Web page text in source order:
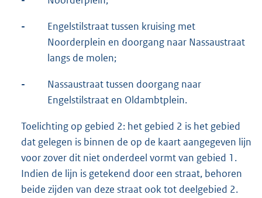
-
Engelstilstraat tussen kruising met
Noorderplein en doorgang naar Nassaustraat
langs de molen;
-
Nassaustraat tussen doorgang naar
Engelstilstraat en Oldambtplein.
Toelichting op gebied 2: het gebied 2 is het gebied
dat gelegen is binnen de op de kaart aangegeven lijn
voor zover dit niet onderdeel vormt van gebied 1.
Indien de lijn is getekend door een straat, behoren
beide zijden van deze straat ook tot deelgebied 2.